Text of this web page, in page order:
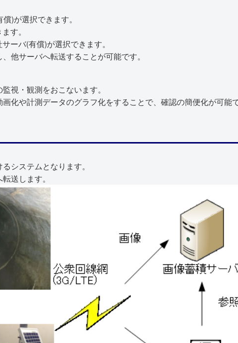
)が選択できます。
す。
ーバ(有償)が選択できます。
他サーバへ転送することが可能です。
視・観測をおこないます。
化や計測データのグラフ化をすることで、確認の簡便化が可能
システムとなります。
送します。